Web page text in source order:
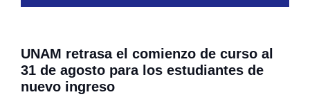
UNAM retrasa el comienzo de curso al
31 de agosto para los estudiantes de
nuevo ingreso